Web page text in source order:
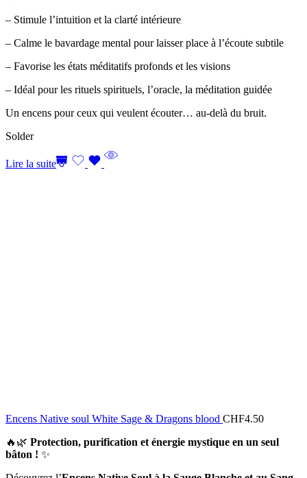
– Stimule l’intuition et la clarté intérieure
– Calme le bavardage mental pour laisser place à l’écoute subtile
– Favorise les états méditatifs profonds et les visions
– Idéal pour les rituels spirituels, l’oracle, la méditation guidée
Un encens pour ceux qui veulent écouter… au-delà du bruit.
Solder
Lire la suite
Encens Native soul White Sage & Dragons blood CHF4.50
🔥🌿 Protection, purification et énergie mystique en un seul
bâton ! ✨